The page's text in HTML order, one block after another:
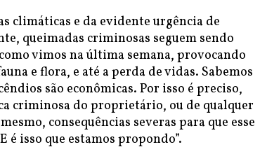
climáticas e da evidente urgência de
queimadas criminosas seguem sendo
vimos na última semana, provocando
e flora, e até a perda de vidas. Sabemos
são econômicas. Por isso é preciso,
criminosa do proprietário, ou de qualquer
consequências severas para que esse
isso que estamos propondo”.